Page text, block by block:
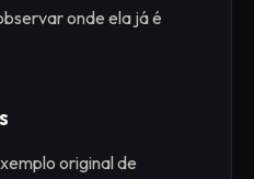
onde ela já é
original de